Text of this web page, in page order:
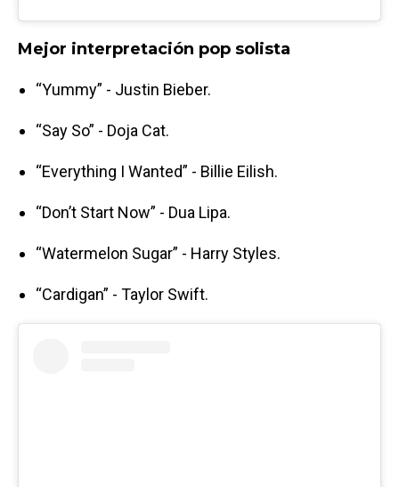
Mejor interpretación pop solista
“Yummy” - Justin Bieber.
“Say So” - Doja Cat.
“Everything I Wanted” - Billie Eilish.
“Don’t Start Now” - Dua Lipa.
“Watermelon Sugar” - Harry Styles.
“Cardigan” - Taylor Swift.